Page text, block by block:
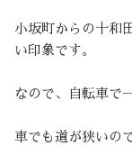
小坂町からの十和
い印象です。
なので、自転車で
車でも道が狭いの